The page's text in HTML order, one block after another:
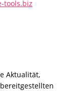
tools.biz
Aktualität,